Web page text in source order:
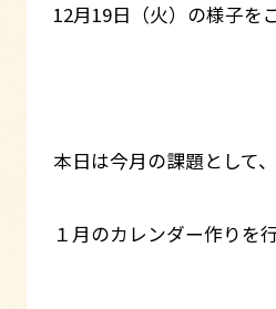
12月19日（火）の様子を
本日は今月の課題として、
１月のカレンダー作りを